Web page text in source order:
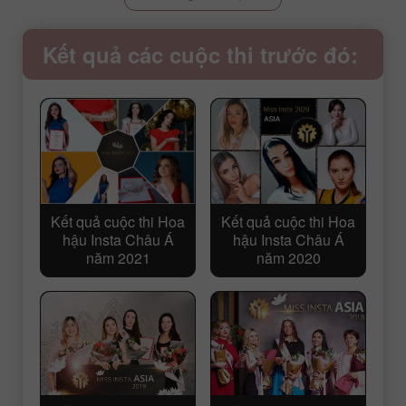
Kết quả các cuộc thi trước đó:
Kết quả cuộc thi Hoa
hậu Insta Châu Á
năm 2021
Kết quả cuộc thi Hoa
hậu Insta Châu Á
năm 2020